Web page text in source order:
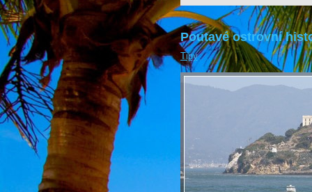
Poutavé ostrovní
Tipy